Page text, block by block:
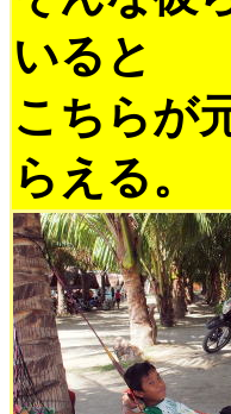
いると
こちらが
らえる。